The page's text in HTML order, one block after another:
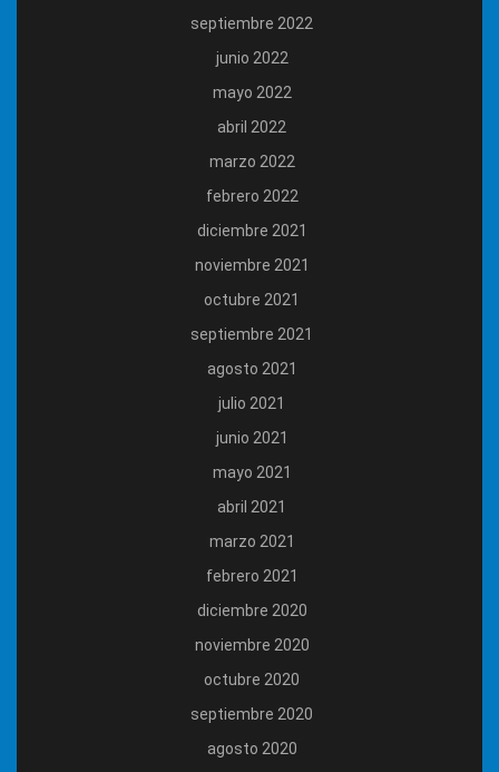
septiembre 2022
junio 2022
mayo 2022
abril 2022
marzo 2022
febrero 2022
diciembre 2021
noviembre 2021
octubre 2021
septiembre 2021
agosto 2021
julio 2021
junio 2021
mayo 2021
abril 2021
marzo 2021
febrero 2021
diciembre 2020
noviembre 2020
octubre 2020
septiembre 2020
agosto 2020